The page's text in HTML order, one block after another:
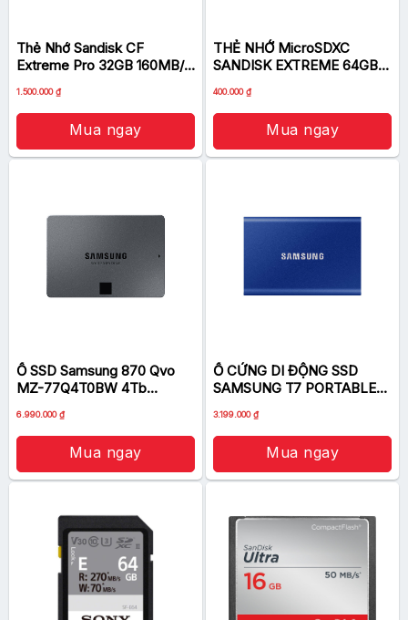
Thẻ Nhớ Sandisk CF
Extreme Pro 32GB 160MB/s
1.500.000₫
Mua ngay
THẺ NHỚ MicroSDXC
SANDISK EXTREME 64GB
Giá
là:
1.000.000 ₫.
400.000₫Giá
hiện
tại
400.000 ₫.
Mua ngay
Ổ SSD Samsung 870 Qvo
MZ-77Q4T0BW 4Tb
530MB/s)
6.990.000₫
Mua ngay
Ổ CỨNG DI ĐỘNG SSD
SAMSUNG T7 PORTABLE
(ĐỌC 1050MB/S – GHI
1000MB/S)-(MU-
PC1T0H/WW)
3.199.000₫
Mua ngay